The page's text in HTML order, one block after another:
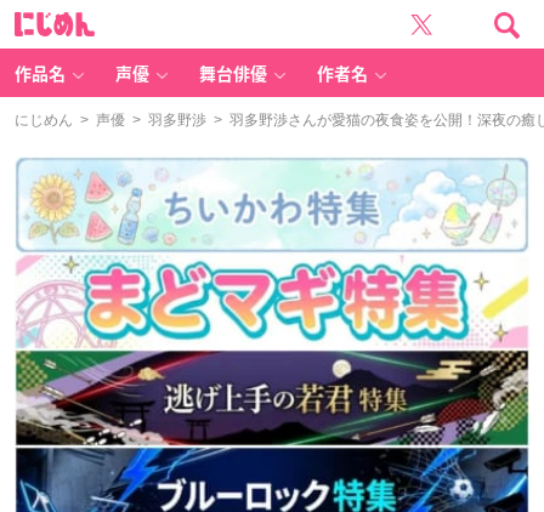
作品名 声優 舞台俳優 作者名
にじめん > 声優 > 羽多野渉 > 羽多野渉さんが愛猫の夜食姿を公開！深夜の